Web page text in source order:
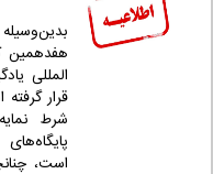
هفدهمین
المللی
قرار
شرط